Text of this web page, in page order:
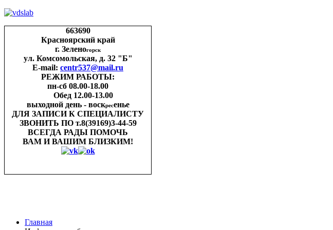
663690
Красноярский край
г. Зеленогорск
ул. Комсомольская, д. 32 "Б"
E-mail: centr537@mail.ru
РЕЖИМ РАБОТЫ:
пн-cб 08.00-18.00
Обед 12.00-13.00
выходной день - воскресенье
ДЛЯ ЗАПИСИК СПЕЦИАЛИСТУ
ЗВОНИТЬ ПО т.8(39169)3-44-59
ВСЕГДА РАДЫ ПОМОЧЬ
ВАМ И ВАШИМ БЛИЗКИМ!
Главная